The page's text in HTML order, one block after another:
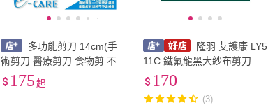
多功能剪刀 14cm(手
術剪刀 醫療剪刀 食物剪 不
鏽鋼) 外科器械 持針器 醫院
診所 護理 手術 眼科剪千喜
175 起
隆羽 艾護康 LY5
11C 鐵氟龍黑大紗布剪刀 E
MT軍用剪刀 紗布剪
170
(3)